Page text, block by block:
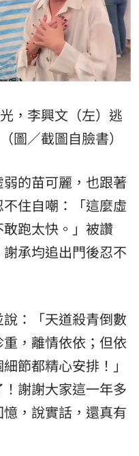
，李興文（左）逃
圖／截圖自臉書）
的苗可麗，也跟著
住自嘲：「這麼虛
跑太快。」被讚
謝承均追出門後忍不
：「天道殺青倒數
，離情依依；但依
節都精心安排！」
謝謝大家這一年多
，說實話，還真有